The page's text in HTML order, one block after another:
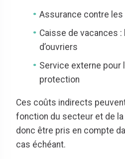
Assurance contre les
Caisse de vacances :
d’ouvriers
Service externe pour
protection
Ces coûts indirects
fonction du secteur et de
donc être pris en compte
cas échéant.